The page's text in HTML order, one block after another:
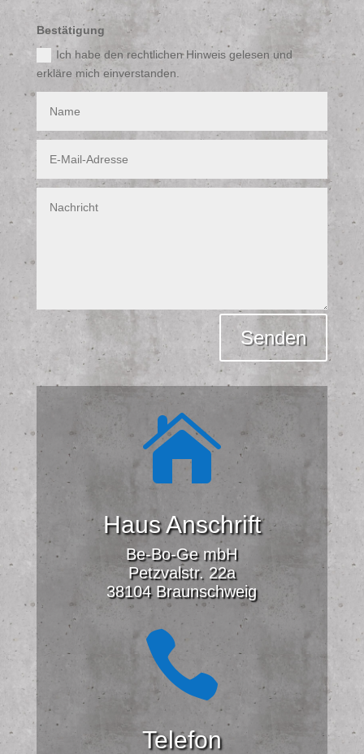
Bestätigung
Ich habe den rechtlichen Hinweis gelesen und
erkläre mich einverstanden.
Senden
Alternative:

Haus Anschrift
Be-Bo-Ge mbH
Petzvalstr. 22a
38104 Braunschweig

Telefon